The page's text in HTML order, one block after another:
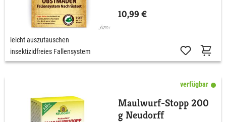
10,99 €
leicht auszutauschen
insektizidfreies Fallensystem
verfügbar
Maulwurf-Stopp 200
g Neudorff